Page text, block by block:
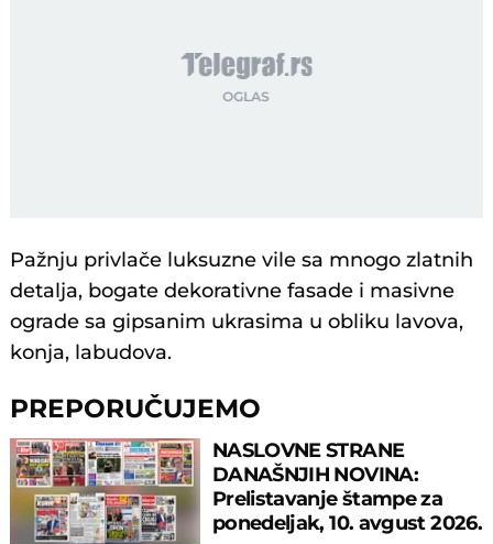
Pažnju privlače luksuzne vile sa mnogo zlatnih
detalja, bogate dekorativne fasade i masivne
ograde sa gipsanim ukrasima u obliku lavova,
konja, labudova.
PREPORUČUJEMO
NASLOVNE STRANE
DANAŠNJIH NOVINA:
Prelistavanje štampe za
ponedeljak, 10. avgust 2026.